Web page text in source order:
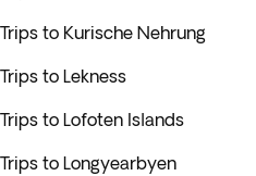
Trips to Kurische Nehrung
Trips to Lekness
Trips to Lofoten Islands
Trips to Longyearbyen